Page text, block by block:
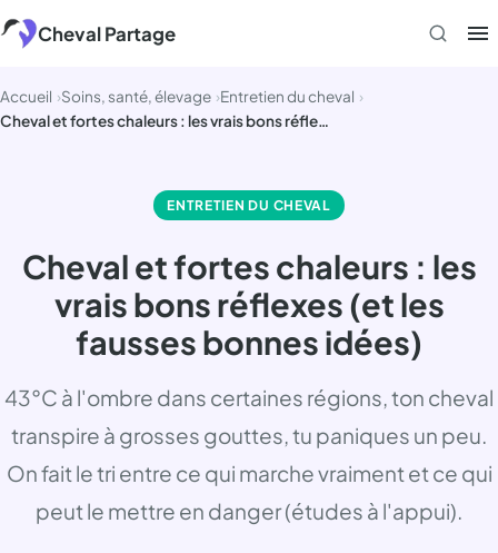
Aller
au
Cheval Partage
Accueil Soins, santé, élevage Entretien du cheval
Cheval et fortes chaleurs : les vrais bons réflexes (et les fausses bonnes idées)
ENTRETIEN DU CHEVAL
Cheval et fortes chaleurs : les
vrais bons réflexes (et les
fausses bonnes idées)
43°C à l'ombre dans certaines régions, ton cheval
transpire à grosses gouttes, tu paniques un peu.
On fait le tri entre ce qui marche vraiment et ce qui
peut le mettre en danger (études à l'appui).